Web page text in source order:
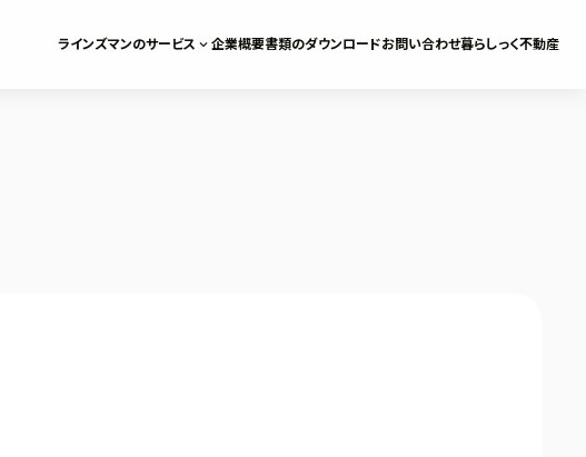
ラインズマンのサービス expand_more 企業概要書類のダウンロードお問い合わせ暮らしっく不動産